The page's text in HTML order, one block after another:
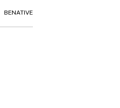
BENATIVE